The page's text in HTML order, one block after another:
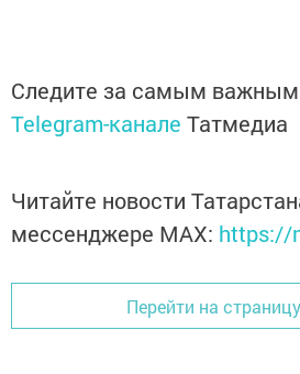
Следите за самым
Telegram-канале Татмедиа
Читайте новости
мессенджере MАХ: https://
Перейти на